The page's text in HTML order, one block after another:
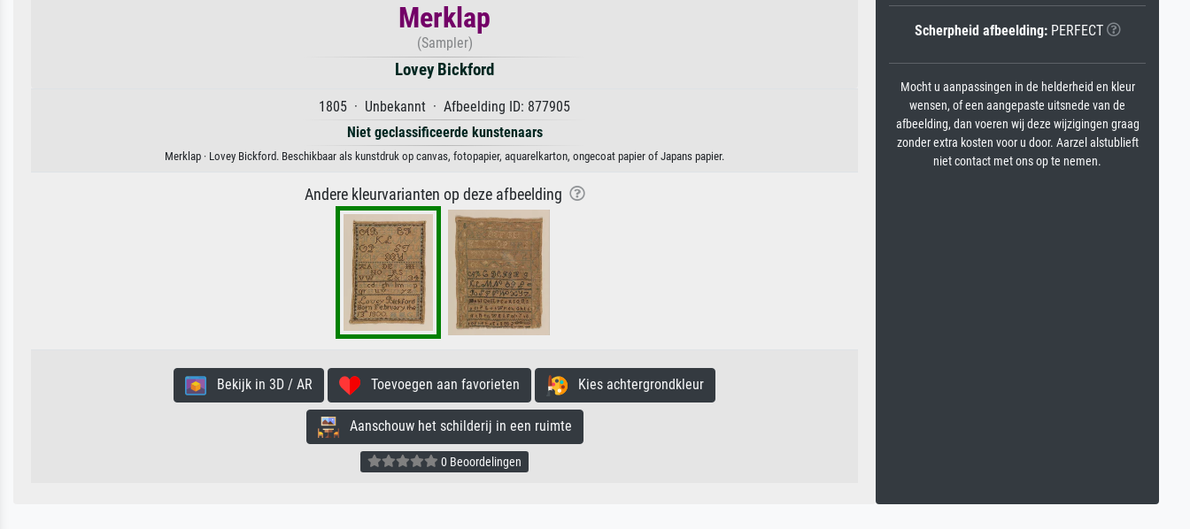
Merklap
(Sampler)
Lovey Bickford
1805 · Unbekannt · Afbeelding ID: 877905
Niet geclassificeerde kunstenaars
Merklap · Lovey Bickford. Beschikbaar als kunstdruk op canvas, fotopapier, aquarelkarton, ongecoat papier of Japans papier.
Andere kleurvarianten op deze afbeelding
Bekijk in 3D / AR Toevoegen aan favorieten Kies achtergrondkleur
Aanschouw het schilderij in een ruimte
0 Beoordelingen
Scherpheid afbeelding:PERFECT
Mocht u aanpassingen in de helderheid en kleur
wensen, of een aangepaste uitsnede van de
afbeelding, dan voeren wij deze wijzigingen graag
zonder extra kosten voor u door. Aarzel alstublieft
niet contact met ons op te nemen.